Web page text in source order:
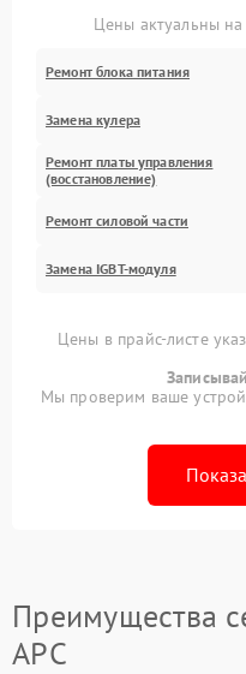
Цены актуальны
Ремонт блока питания
Замена кулера
Ремонт платы управления
(восстановление)
Ремонт силовой части
Замена IGBT-модуля
Цены в прайс-листе
Мы проверим ваше
Преимущества
APC